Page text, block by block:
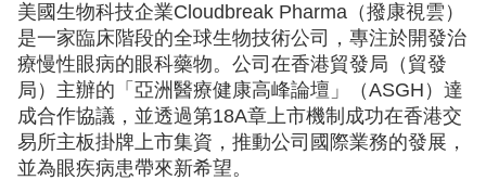
美國生物科技企業Cloudbreak Pharma（撥康視雲）
是一家臨床階段的全球生物技術公司，專注於開發治
療慢性眼病的眼科藥物。公司在香港貿發局（貿發
局）主辦的「亞洲醫療健康高峰論壇」（ASGH）達
成合作協議，並透過第18A章上市機制成功在香港交
易所主板掛牌上市集資，推動公司國際業務的發展，
並為眼疾病患帶來新希望。